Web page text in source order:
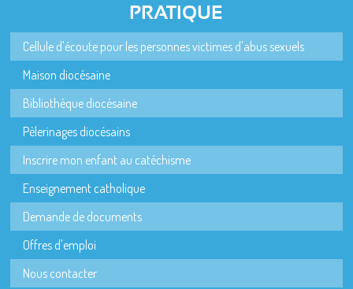
PRATIQUE
Cellule d'écoute pour les personnes victimes d'abus sexuels
Maison diocésaine
Bibliothèque diocésaine
Pèlerinages diocésains
Inscrire mon enfant au catéchisme
Enseignement catholique
Demande de documents
Offres d'emploi
Nous contacter